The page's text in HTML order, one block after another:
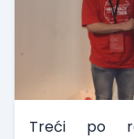
Treći po